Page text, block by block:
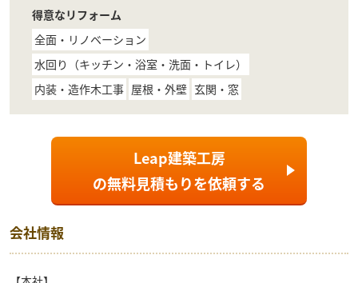
得意なリフォーム
全面・リノベーション
水回り（キッチン・浴室・洗面・トイレ）
内装・造作木工事 屋根・外壁 玄関・窓
Leap建築工房
の無料見積もりを依頼する
会社情報